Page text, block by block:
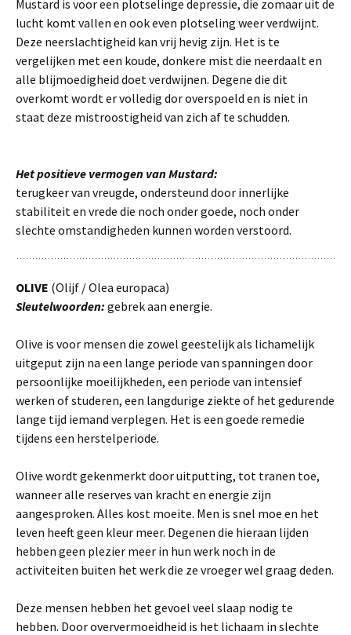
Mustard is voor een plotselinge depressie, die zomaar uit de
lucht komt vallen en ook even plotseling weer verdwijnt.
Deze neerslachtigheid kan vrij hevig zijn. Het is te
vergelijken met een koude, donkere mist die neerdaalt en
alle blijmoedigheid doet verdwijnen. Degene die dit
overkomt wordt er volledig dor overspoeld en is niet in
staat deze mistroostigheid van zich af te schudden.
Het positieve vermogen van Mustard:
terugkeer van vreugde, ondersteund door innerlijke
stabiliteit en vrede die noch onder goede, noch onder
slechte omstandigheden kunnen worden verstoord.
OLIVE (Olijf / Olea europaca)
Sleutelwoorden: gebrek aan energie.
Olive is voor mensen die zowel geestelijk als lichamelijk
uitgeput zijn na een lange periode van spanningen door
persoonlijke moeilijkheden, een periode van intensief
werken of studeren, een langdurige ziekte of het gedurende
lange tijd iemand verplegen. Het is een goede remedie
tijdens een herstelperiode.
Olive wordt gekenmerkt door uitputting, tot tranen toe,
wanneer alle reserves van kracht en energie zijn
aangesproken. Alles kost moeite. Men is snel moe en het
leven heeft geen kleur meer. Degenen die hieraan lijden
hebben geen plezier meer in hun werk noch in de
activiteiten buiten het werk die ze vroeger wel graag deden.
Deze mensen hebben het gevoel veel slaap nodig te
hebben. Door oververmoeidheid is het lichaam in slechte